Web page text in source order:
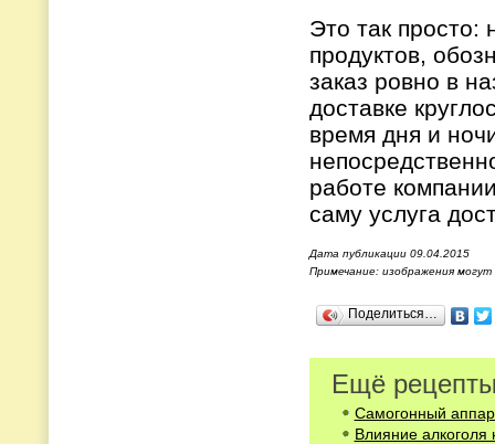
Это так просто:
продуктов,
заказ ровно в
доставке
время дня и
работе
саму услуга
Дата публикации 09.04.2015
Примечание: изображения
Поделиться…
Ещё
Самогонный
Влияние алкоголя